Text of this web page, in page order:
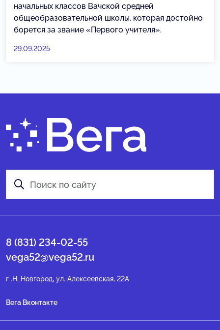
начальных классов Вачской средней
общеобразовательной школы, которая достойно
борется за звание «Первого учителя».
29.09.2025
8 (831) 234-02-55
vega52@vega52.ru
г .Н. Новгород, ул. Алексеевская, 22А
Вега Вконтакте